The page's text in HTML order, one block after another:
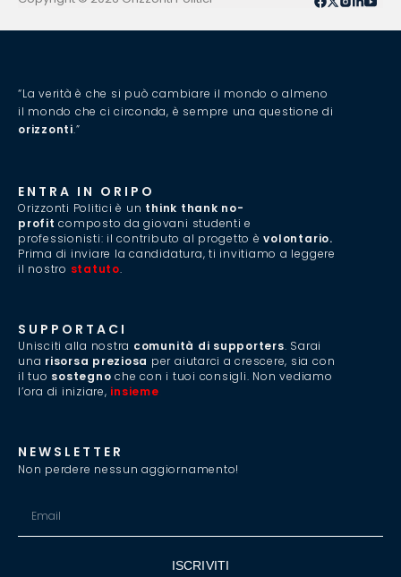
“La verità è che si può cambiare il mondo o almeno
il mondo che ci circonda, è sempre una questione di
orizzonti.”
ENTRA IN ORIPO
Orizzonti Politici è un think thank no-
profit composto da giovani studenti e
professionisti: il contributo al progetto èvolontario.
Prima di inviare la candidatura, ti invitiamo a leggere
il nostro statuto.
SUPPORTACI
Unisciti alla nostra comunità di supporters. Sarai
una risorsa preziosa per aiutarci a crescere, sia con
il tuo sostegno che con i tuoi consigli. Non vediamo
l’ora di iniziare, insieme
NEWSLETTER
Non perdere nessun aggiornamento!
ISCRIVITI